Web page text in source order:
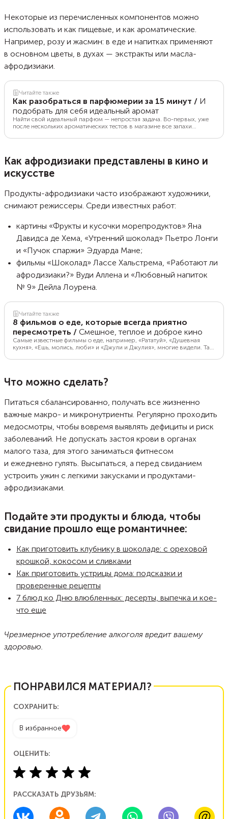
Некоторые из перечисленных компонентов можно
использовать и как пищевые, и как ароматические.
Например, розу и жасмин: в еде и напитках применяют
в основном цветы, в духах — экстракты или масла-
афродизиаки.
Читайте также
Как разобраться в парфюмерии за 15 минут / И
подобрать для себя идеальный аромат
Найти свой идеальный парфюм — непростая задача. Во-первых, уже
после нескольких ароматических тестов в магазине все запахи
не представляется возможным. А во-вторых, часто бывает так, что
подходящий аромат и не ошибиться при покупке.
Как афродизиаки представлены в кино и
искусстве
Продукты-афродизиаки часто изображают художники,
снимают режиссеры. Среди известных работ:
картины «Фрукты и кусочки морепродуктов» Яна
Давидса де Хема, «Утренний шоколад» Пьетро Лонги
и «Пучок спаржи» Эдуарда Мане;
фильмы «Шоколад» Лассе Хальстрема, «Работают ли
афродизиаки?» Вуди Аллена и «Любовный напиток
№ 9» Дейла Лоурена.
Читайте также
8 фильмов о еде, которые всегда приятно
пересмотреть / Смешное, теплое и доброе кино
Самые известные фильмы о еде, например, «Рататуй», «Душевная
кухня», «Ешь, молись, люби» и «Джули и Джулия», многие видели. Так
фильмов из разных стран о поварах, готовке и том, как удачный
Что можно сделать?
Питаться сбалансированно, получать все жизненно
важные макро- и микронутриенты. Регулярно проходить
медосмотры, чтобы вовремя выявлять дефициты и риск
заболеваний. Не допускать застоя крови в органах
малого таза, для этого заниматься фитнесом
и ежедневно гулять. Высыпаться, а перед свиданием
устроить ужин с легкими закусками и продуктами-
афродизиаками.
Подайте эти продукты и блюда, чтобы
свидание прошло еще романтичнее:
Как приготовить клубнику в шоколаде: с ореховой
крошкой, кокосом и сливками
Как приготовить устрицы дома: подсказки и
проверенные рецепты
7 блюд ко Дню влюбленных: десерты, выпечка и кое-
что еще
Чрезмерное употребление алкоголя вредит вашему
здоровью.
ПОНРАВИЛСЯ МАТЕРИАЛ?
СОХРАНИТЬ:
В избранное
ОЦЕНИТЬ:
РАССКАЗАТЬ ДРУЗЬЯМ: